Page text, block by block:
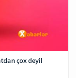
çox deyil